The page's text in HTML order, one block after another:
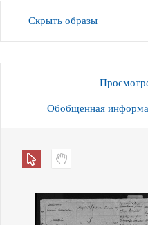
Скрыть образы
Обобщенная